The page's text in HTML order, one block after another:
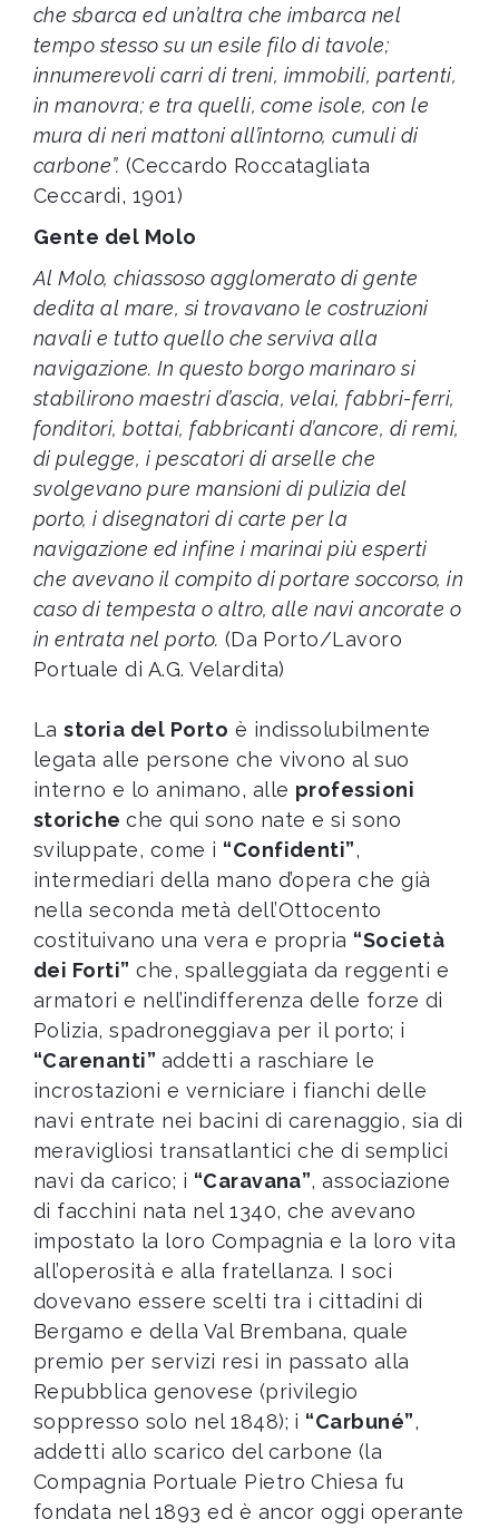
che sbarca ed un’altra che imbarca nel
tempo stesso su un esile filo di tavole;
innumerevoli carri di treni, immobili, partenti,
in manovra; e tra quelli, come isole, con le
mura di neri mattoni all’intorno, cumuli di
carbone”. (Ceccardo Roccatagliata
Ceccardi, 1901)
Gente del Molo
Al Molo, chiassoso agglomerato di gente
dedita al mare, si trovavano le costruzioni
navali e tutto quello che serviva alla
navigazione. In questo borgo marinaro si
stabilirono maestri d’ascia, velai, fabbri-ferri,
fonditori, bottai, fabbricanti d’ancore, di remi,
di pulegge, i pescatori di arselle che
svolgevano pure mansioni di pulizia del
porto, i disegnatori di carte per la
navigazione ed infine i marinai più esperti
che avevano il compito di portare soccorso, in
caso di tempesta o altro, alle navi ancorate o
in entrata nel porto. (Da Porto/Lavoro
Portuale di A.G. Velardita)
Lastoria del Porto è indissolubilmente
legata alle persone che vivono al suo
interno e lo animano, alle professioni
storicheche qui sono nate e si sono
sviluppate, come i “Confidenti”,
intermediari della mano d’opera che già
nella seconda metà dell’Ottocento
costituivano una vera e propria “Società
dei Forti” che, spalleggiata da reggenti e
armatori e nell’indifferenza delle forze di
Polizia, spadroneggiava per il porto; i
“Carenanti” addetti a raschiare le
incrostazioni e verniciare i fianchi delle
navi entrate nei bacini di carenaggio, sia di
meravigliosi transatlantici che di semplici
navi da carico; i “Caravana”, associazione
di facchini nata nel 1340, che avevano
impostato la loro Compagnia e la loro vita
all’operosità e alla fratellanza. I soci
dovevano essere scelti tra i cittadini di
Bergamo e della Val Brembana, quale
premio per servizi resi in passato alla
Repubblica genovese (privilegio
soppresso solo nel 1848); i “Carbuné”,
addetti allo scarico del carbone (la
Compagnia Portuale Pietro Chiesa fu
fondata nel 1893 ed è ancor oggi operante